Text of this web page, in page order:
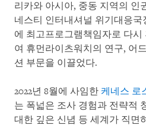
리카와 아시아, 중동 지역의 인
네스티 인터내셔널 위기대응국
에 최고프로그램책임자로 다
여 휴먼라이츠워치의 연구, 어
션 부문을 이끌었다.
2022년 8월에 사임한 케네스 로
는 폭넓은 조사 경험과 전략적
대한 깊은 신념 등 세계가 직면